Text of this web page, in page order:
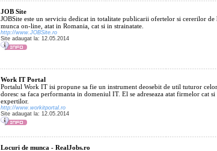
JOB Site
JOBSite este un serviciu dedicat in totalitate publicarii ofertelor si cererilor de
munca on-line, atat in Romania, cat si in strainatate.
http://www.JOBSite.ro
Site adaugat la: 12.05.2014
Work IT Portal
Portalul Work IT isi propune sa fie un instrument deosebit de util tuturor
doresc sa faca performanta in domeniul IT. El se adreseaza atat firmelor cat si
expertilor.
http://www.workitportal.ro
Site adaugat la: 12.05.2014
Locuri de munca - RealJobs.ro